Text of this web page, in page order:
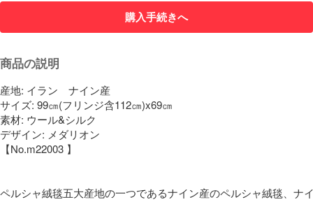
購入手続きへ
商品の説明
産地: イラン　ナイン産
サイズ: 99㎝(フリンジ含112㎝)x69㎝
素材: ウール&シルク
デザイン: メダリオン
【No.m22003 】
ペルシャ絨毯五大産地の一つであるナイン産のペルシャ絨毯、